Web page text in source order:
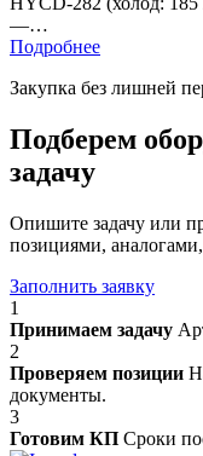
—…
Подробнее
Закупка без лишней
Подберем
задачу
Опишите задачу или
позициями,
Заполнить заявку
1
Принимаем задачу
2
Проверяем позиции
документы.
3
Готовим КП Сроки